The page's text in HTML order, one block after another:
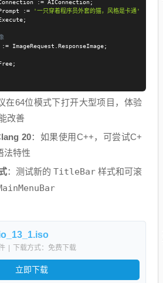
:= AIConnection;
:= '一只穿着程序员外套的猫，风格是卡通'
;
:= ImageRequest ResponseImage;
;
在64位模式下打开大型项目，体验
改善
20：如果使用C++，可尝试C+
法特性
：测试新的 TitleBar 样式和可滚
下载方式：免费下载
立即下载